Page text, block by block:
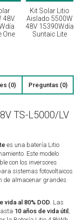
48V
One
Kit Solar Litio
Aislado 5500W
48V 15390Wdía
Suntaic Lite
(0) Preguntas (0)
TS-L5000/LV
es una batería Litio
Este modelo
con los inversores
sistemas fotovoltaicos
de almacenar grandes
vida al 80% DOD . Las
10 años de vida útil